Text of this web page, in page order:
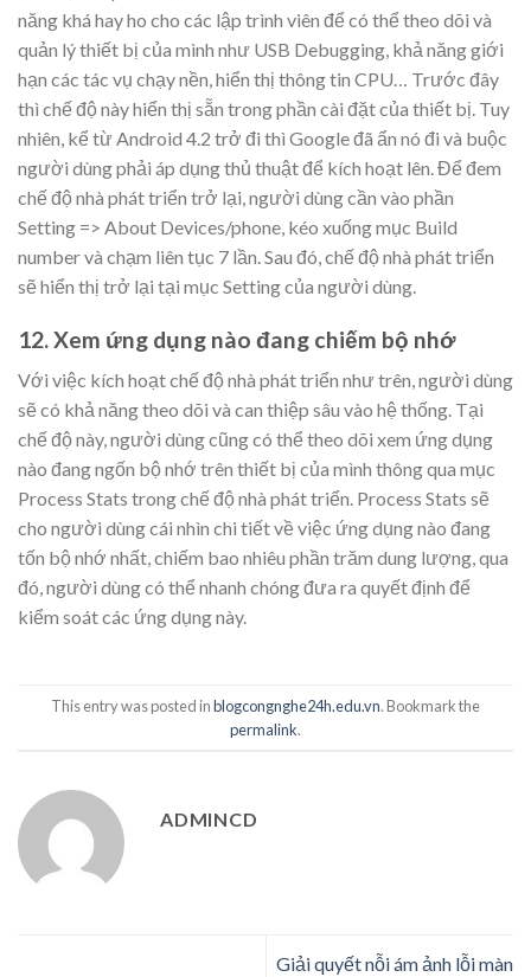
năng khá hay ho cho các lập trình viên để có thể theo dõi và
quản lý thiết bị của mình như USB Debugging, khả năng giới
hạn các tác vụ chạy nền, hiển thị thông tin CPU… Trước đây
thì chế độ này hiển thị sẵn trong phần cài đặt của thiết bị. Tuy
nhiên, kể từ Android 4.2 trở đi thì Google đã ẩn nó đi và buộc
người dùng phải áp dụng thủ thuật để kích hoạt lên. Để đem
chế độ nhà phát triển trở lại, người dùng cần vào phần
Setting => About Devices/phone, kéo xuống mục Build
number và chạm liên tục 7 lần. Sau đó, chế độ nhà phát triển
sẽ hiển thị trở lại tại mục Setting của người dùng.
12. Xem ứng dụng nào đang chiếm bộ nhớ
Với việc kích hoạt chế độ nhà phát triển như trên, người dùng
sẽ có khả năng theo dõi và can thiệp sâu vào hệ thống. Tại
chế độ này, người dùng cũng có thể theo dõi xem ứng dụng
nào đang ngốn bộ nhớ trên thiết bị của mình thông qua mục
Process Stats trong chế độ nhà phát triển. Process Stats sẽ
cho người dùng cái nhìn chi tiết về việc ứng dụng nào đang
tốn bộ nhớ nhất, chiếm bao nhiêu phần trăm dung lượng, qua
đó, người dùng có thể nhanh chóng đưa ra quyết định để
kiểm soát các ứng dụng này.
This entry was posted inblogcongnghe24h.edu.vn. Bookmark the
permalink.
ADMINCD
Giải quyết nỗi ám ảnh lỗi màn